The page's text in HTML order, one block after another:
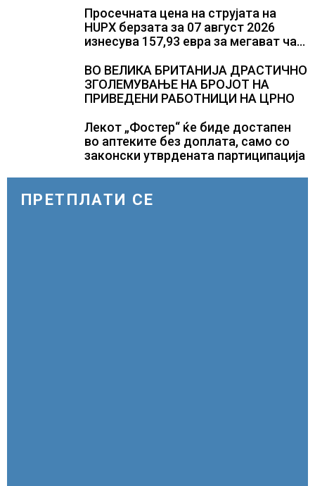
Просечната цена на струјата на
HUPX берзата за 07 август 2026
изнесува 157,93 евра за мегават час,
ВО ВЕЛИКА БРИТАНИЈА ДРАСТИЧНО
ЗГОЛЕМУВАЊЕ НА БРОЈОТ НА
ПРИВЕДЕНИ РАБОТНИЦИ НА ЦРНО
Лекот „Фостер“ ќе биде достапен
во аптеките без доплата, само со
законски утврдената партиципација
ПРЕТПЛАТИ СЕ